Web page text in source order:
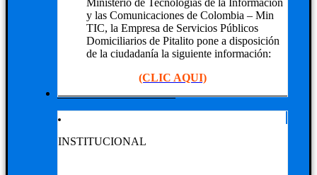
Ministerio de Tecnologías de la Información
y las Comunicaciones de Colombia – Min
TIC, la Empresa de Servicios Públicos
Domiciliarios de Pitalito pone a disposición
de la ciudadanía la siguiente información:
(CLIC AQUI)
NUESTRA EMPRESA
INSTITUCIONAL